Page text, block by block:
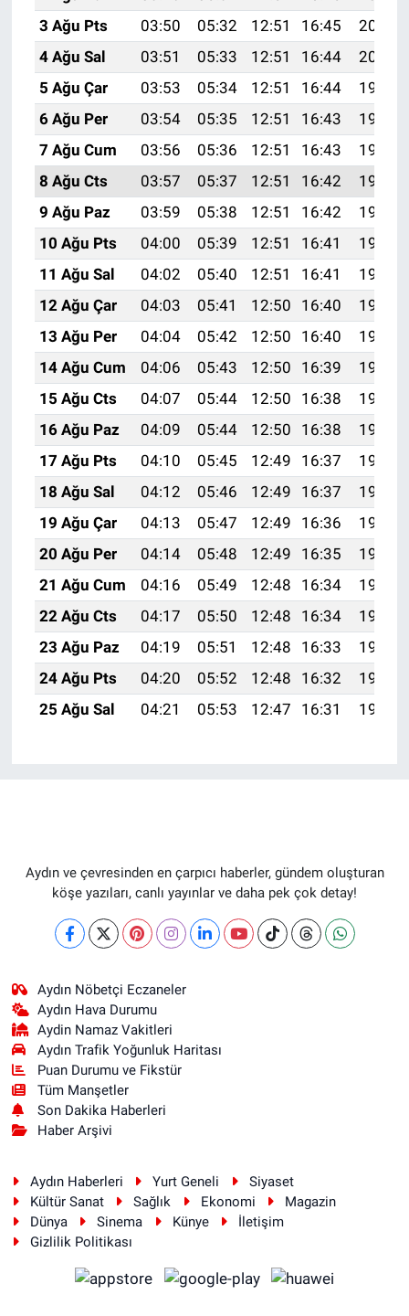
3 Ağu Pts
03:50 05:32 12:51 16:45
20:01
4 Ağu Sal
03:51 05:33 12:51 16:44
20:00
5 Ağu Çar
03:53 05:34 12:51 16:44
19:59
6 Ağu Per
03:54 05:35 12:51 16:43
19:58
7 Ağu Cum
03:56 05:36 12:51 16:43
19:56
8 Ağu Cts
03:57 05:37 12:51 16:42
19:55
9 Ağu Paz
03:59 05:38 12:51 16:42
19:54
10 Ağu Pts
04:00 05:39 12:51 16:41
19:53
11 Ağu Sal
04:02 05:40 12:51 16:41
19:51
12 Ağu Çar
04:03 05:41 12:50 16:40
19:50
13 Ağu Per
04:04 05:42 12:50 16:40
19:49
14 Ağu Cum
04:06 05:43 12:50 16:39
19:47
15 Ağu Cts
04:07 05:44 12:50 16:38
19:46
16 Ağu Paz
04:09 05:44 12:50 16:38
19:45
17 Ağu Pts
04:10 05:45 12:49 16:37
19:43
18 Ağu Sal
04:12 05:46 12:49 16:37
19:42
19 Ağu Çar
04:13 05:47 12:49 16:36
19:41
20 Ağu Per
04:14 05:48 12:49 16:35
19:39
21 Ağu Cum
04:16 05:49 12:48 16:34
19:38
22 Ağu Cts
04:17 05:50 12:48 16:34
19:36
23 Ağu Paz
04:19 05:51 12:48 16:33
19:35
24 Ağu Pts
04:20 05:52 12:48 16:32
19:33
25 Ağu Sal
04:21 05:53 12:47 16:31 19:32
Aydın ve çevresinden en çarpıcı haberler, gündem oluşturan
köşe yazıları, canlı yayınlar ve daha pek çok detay!
Aydın Nöbetçi Eczaneler
Aydın Hava Durumu
Aydin Namaz Vakitleri
Aydın Trafik Yoğunluk Haritası
Puan Durumu ve Fikstür
Tüm Manşetler
Son Dakika Haberleri
Haber Arşivi
Aydın Haberleri Yurt Geneli
Siyaset
Kültür Sanat
Sağlık Ekonomi
Magazin
Dünya
Sinema Künye
İletişim
Gizlilik Politikası